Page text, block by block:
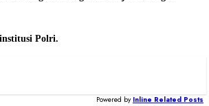
Polri.
Powered by Inline Related Posts